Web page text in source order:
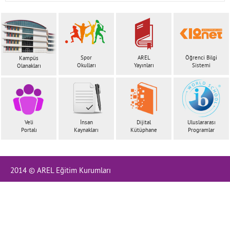
İletişim
Kampüs
Olanakları
Spor
Okulları
AREL
Yayınları
Öğrenci Bilgi
Sistemi
Veli
Portalı
İnsan
Kaynakları
Dijital
Kütüphane
Uluslararası
Programlar
2014 © AREL Eğitim Kurumları